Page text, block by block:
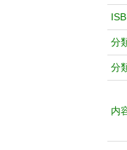
分
分
内